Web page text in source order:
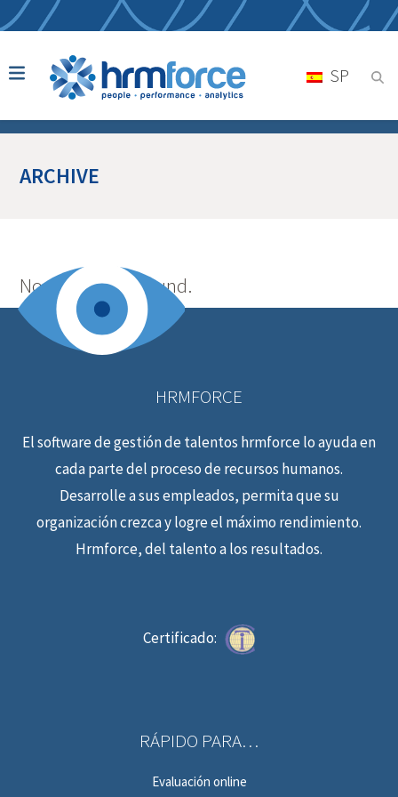
SP
ARCHIVE
No posts were found.
HRMFORCE
El software de gestión de talentos hrmforce lo ayuda en
cada parte del proceso de recursos humanos.
Desarrolle a sus empleados, permita que su
organización crezca y logre el máximo rendimiento.
Hrmforce, del talento a los resultados.
Certificado:
RÁPIDO PARA…
Evaluación online